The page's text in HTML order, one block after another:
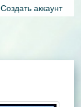
Создать аккаунт